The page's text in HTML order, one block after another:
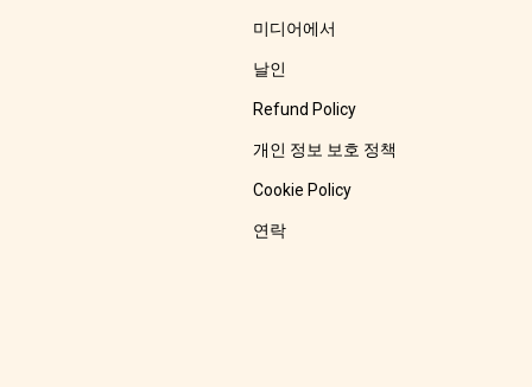
미디어에서
날인
Refund Policy
개인 정보 보호 정책
Cookie Policy
연락